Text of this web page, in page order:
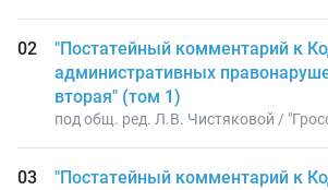
"Постатейный комментарий к
административных
вторая" (том 1)
под общ. ред. Л.В. Чистяковой /
"Постатейный комментарий к